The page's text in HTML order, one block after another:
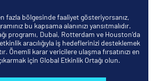
fazla bölgesinde faaliyet gösteriyorsanız,
bu kapsama alanınızı yansıtmalıdır.
programı, Dubai, Rotterdam ve Houston’da
aracılığıyla iş hedeflerinizi desteklemek
Önemli karar vericilere ulaşma fırsatınızı en
için Global Etkinlik Ortağı olun.